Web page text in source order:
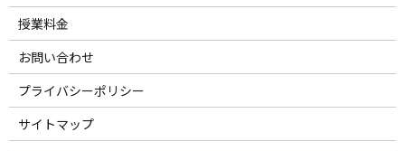
授業料金
お問い合わせ
プライバシーポリシー
サイトマップ